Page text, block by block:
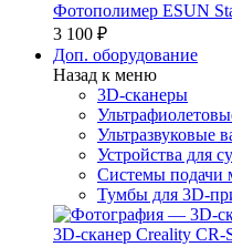
Фотополимер ESUN
3 100 ₽
Доп. оборудование
Назад к меню
3D-сканеры
Ультразвуковые
Устройства для
Системы подачи
Тумбы для 3D-
3D-сканер Creality CR-